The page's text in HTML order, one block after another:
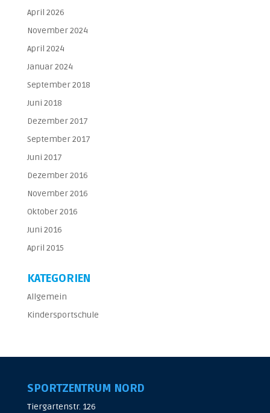
April 2026
November 2024
April 2024
Januar 2024
September 2018
Juni 2018
Dezember 2017
September 2017
Juni 2017
Dezember 2016
November 2016
Oktober 2016
Juni 2016
April 2015
KATEGORIEN
Allgemein
Kindersportschule
SPORTZENTRUM NORD
Tiergartenstr. 126